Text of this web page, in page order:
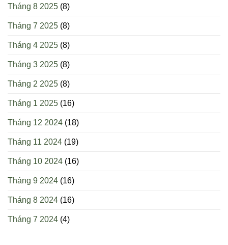
Tháng 8 2025 (8)
Tháng 7 2025 (8)
Tháng 4 2025 (8)
Tháng 3 2025 (8)
Tháng 2 2025 (8)
Tháng 1 2025 (16)
Tháng 12 2024 (18)
Tháng 11 2024 (19)
Tháng 10 2024 (16)
Tháng 9 2024 (16)
Tháng 8 2024 (16)
Tháng 7 2024 (4)